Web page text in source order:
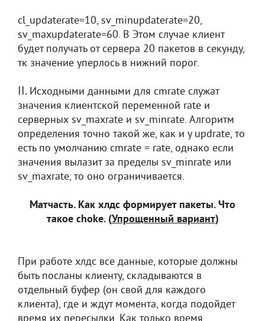
cl_updaterate=10, sv_minupdaterate=20,
sv_maxupdaterate=60. В Этом случае клиент
будет получать от сервера 20 пакетов в секунду,
тк значение уперлось в нижний порог.
II. Исходными данными для cmrate служат
значения клиентской переменной rate и
серверных sv_maxrate и sv_minrate. Алгоритм
определения точно такой же, как и у updrate, то
есть по умолчанию cmrate = rate, однако если
значения вылазит за пределы sv_minrate или
sv_maxrate, то оно ограничивается.
Матчасть. Как хлдс формирует пакеты. Что
такое choke. (Упрощенный вариант)
При работе хлдс все данные, которые должны
быть посланы клиенту, складываются в
отдельный буфер (он свой для каждого
клиента), где и ждут момента, когда подойдет